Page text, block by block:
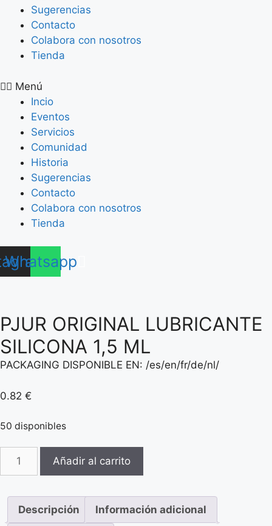
Sugerencias
Contacto
Colabora con nosotros
Tienda
Menú
Incio
Eventos
Servicios
Comunidad
Historia
Sugerencias
Contacto
Colabora con nosotros
Tienda
Whatsapp
PJUR ORIGINAL LUBRICANTE
SILICONA 1,5 ML
PACKAGING DISPONIBLE EN: /es/en/fr/de/nl/
0.82 €
50 disponibles
PJUR
SILICONA
Añadir al carrito
Descripción Información adicional